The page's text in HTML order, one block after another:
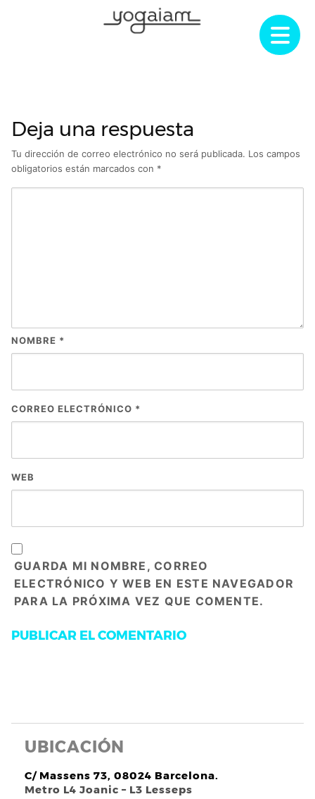
Deja una respuesta
Tu dirección de correo electrónico no será publicada. Los campos
obligatorios están marcados con *
NOMBRE *
CORREO ELECTRÓNICO *
WEB
GUARDA MI NOMBRE, CORREO
ELECTRÓNICO Y WEB EN ESTE NAVEGADOR
PARA LA PRÓXIMA VEZ QUE COMENTE.
UBICACIÓN
C/ Massens 73, 08024 Barcelona.
Metro L4 Joanic – L3 Lesseps